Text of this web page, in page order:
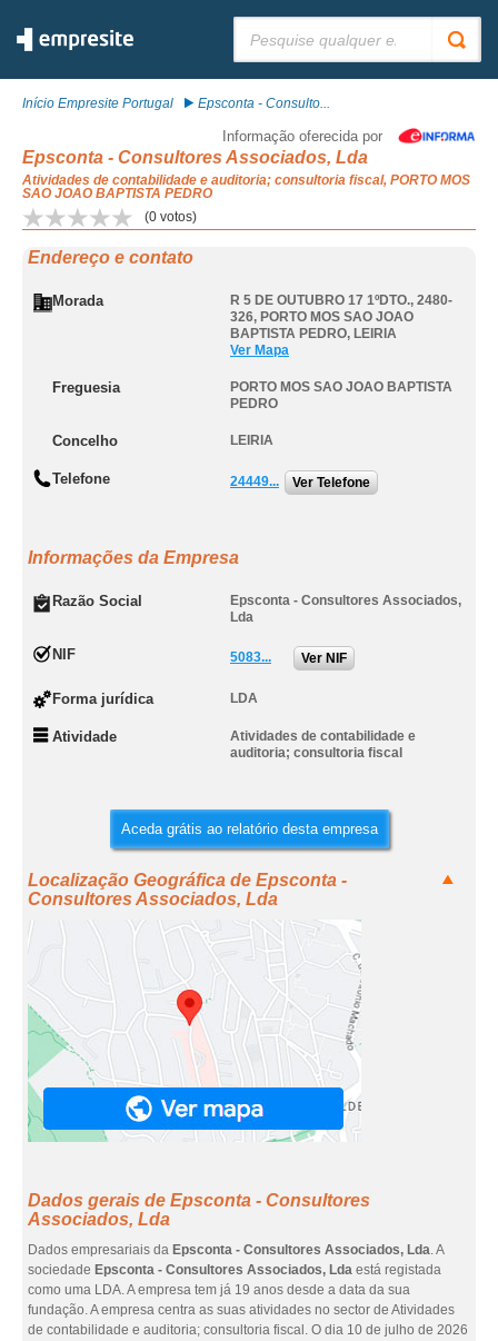
Início Empresite Portugal Epsconta - Consulto...
Informação oferecida por
Epsconta - Consultores Associados, Lda
Atividades de contabilidade e auditoria; consultoria fiscal, PORTO MOS
SAO JOAO BAPTISTA PEDRO
(0 votos)
Endereço e contato
Morada
R 5 DE OUTUBRO 17 1ºDTO., 2480-
326, PORTO MOS SAO JOAO
BAPTISTA PEDRO, LEIRIA
Ver Mapa
Freguesia
PORTO MOS SAO JOAO BAPTISTA
PEDRO
Concelho LEIRIA
Telefone 24449... Ver Telefone
Informações da Empresa
Razão Social
Epsconta - Consultores Associados,
Lda
NIF 5083... Ver NIF
Forma jurídica LDA
Atividade
Atividades de contabilidade e
auditoria; consultoria fiscal
Aceda grátis ao relatório desta empresa
Localização Geográfica de Epsconta -
Consultores Associados, Lda
Dados gerais de Epsconta - Consultores
Associados, Lda
Dados empresariais da Epsconta - Consultores Associados, Lda. A
sociedade Epsconta - Consultores Associados, Lda está registada
como uma LDA. A empresa tem já 19 anos desde a data da sua
fundação. A empresa centra as suas atividades no sector de Atividades
de contabilidade e auditoria; consultoria fiscal. O dia 10 de julho de 2026